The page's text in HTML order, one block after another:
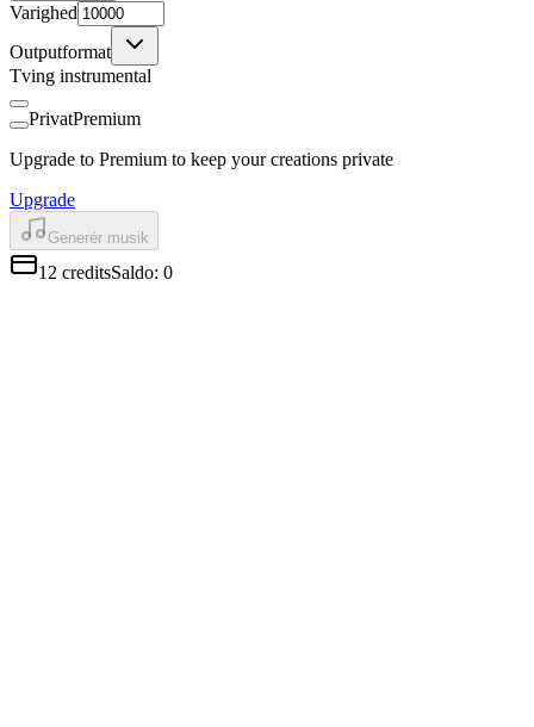
Varighed
Outputformat
Tving instrumental
PrivatPremium
Upgrade to Premium to keep your creations private
Upgrade
Generér musik
12 creditsSaldo: 0